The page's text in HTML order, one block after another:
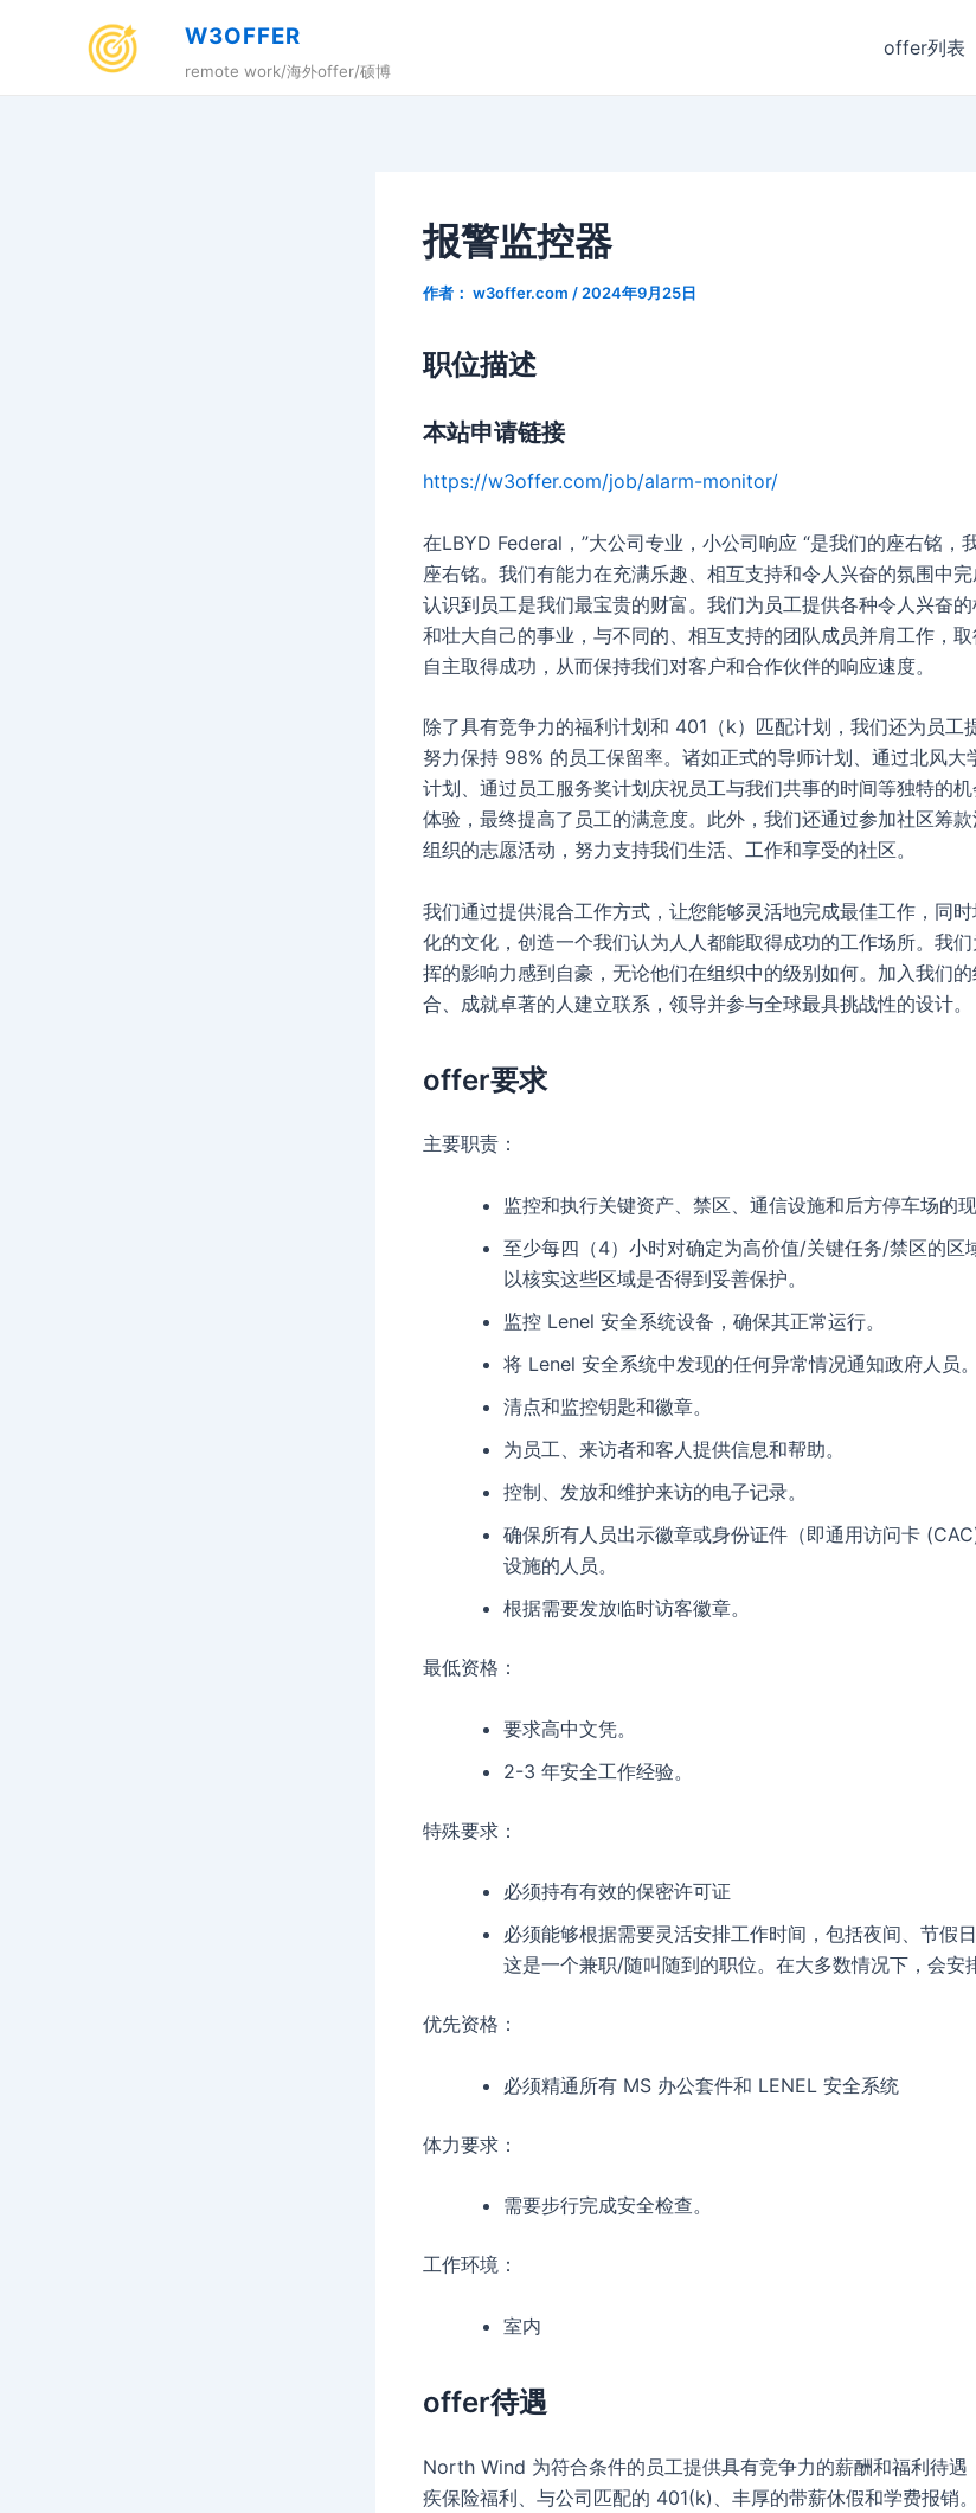
W3OFFER
remote work/海外offer/硕博
offer列表
报警监控器
作者： w3offer.com / 2024年9月25日
职位描述
本站申请链接
https://w3offer.com/job/alarm-monitor/
在LBYD Federal，”大公司专业，小公司响应 “是我们的座右铭，
座右铭。我们有能力在充满乐趣、相互支持和令人兴奋的氛围中
认识到员工是我们最宝贵的财富。我们为员工提供各种令人兴奋
和壮大自己的事业，与不同的、相互支持的团队成员并肩工作，
自主取得成功，从而保持我们对客户和合作伙伴的响应速度。
除了具有竞争力的福利计划和 401（k）匹配计划，我们还为员工
努力保持 98% 的员工保留率。诸如正式的导师计划、通过北风大
计划、通过员工服务奖计划庆祝员工与我们共事的时间等独特的
体验，最终提高了员工的满意度。此外，我们还通过参加社区筹
组织的志愿活动，努力支持我们生活、工作和享受的社区。
我们通过提供混合工作方式，让您能够灵活地完成最佳工作，同
化的文化，创造一个我们认为人人都能取得成功的工作场所。我
挥的影响力感到自豪，无论他们在组织中的级别如何。加入我们
合、成就卓著的人建立联系，领导并参与全球最具挑战性的设计。
offer要求
主要职责：
监控和执行关键资产、禁区、通信设施和后方停车场的现
至少每四（4）小时对确定为高价值/关键任务/禁区的区
以核实这些区域是否得到妥善保护。
监控 Lenel 安全系统设备，确保其正常运行。
将 Lenel 安全系统中发现的任何异常情况通知政府人员。
清点和监控钥匙和徽章。
为员工、来访者和客人提供信息和帮助。
控制、发放和维护来访的电子记录。
确保所有人员出示徽章或身份证件（即通用访问卡
设施的人员。
根据需要发放临时访客徽章。
最低资格：
要求高中文凭。
2-3 年安全工作经验。
特殊要求：
必须持有有效的保密许可证
必须能够根据需要灵活安排工作时间，包括夜间、节假
这是一个兼职/随叫随到的职位。在大多数情况下，会安
优先资格：
必须精通所有 MS 办公套件和 LENEL 安全系统
体力要求：
需要步行完成安全检查。
工作环境：
室内
offer待遇
North Wind 为符合条件的员工提供具有竞争力的薪酬和福利待遇
疾保险福利、与公司匹配的 401(k)、丰厚的带薪休假和学费报销